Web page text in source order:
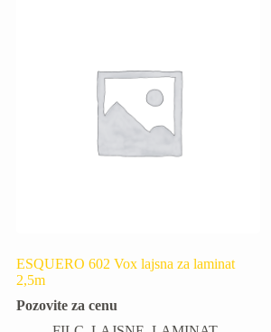
ESQUERO 602 Vox lajsna za laminat
2,5m
Pozovite za cenu